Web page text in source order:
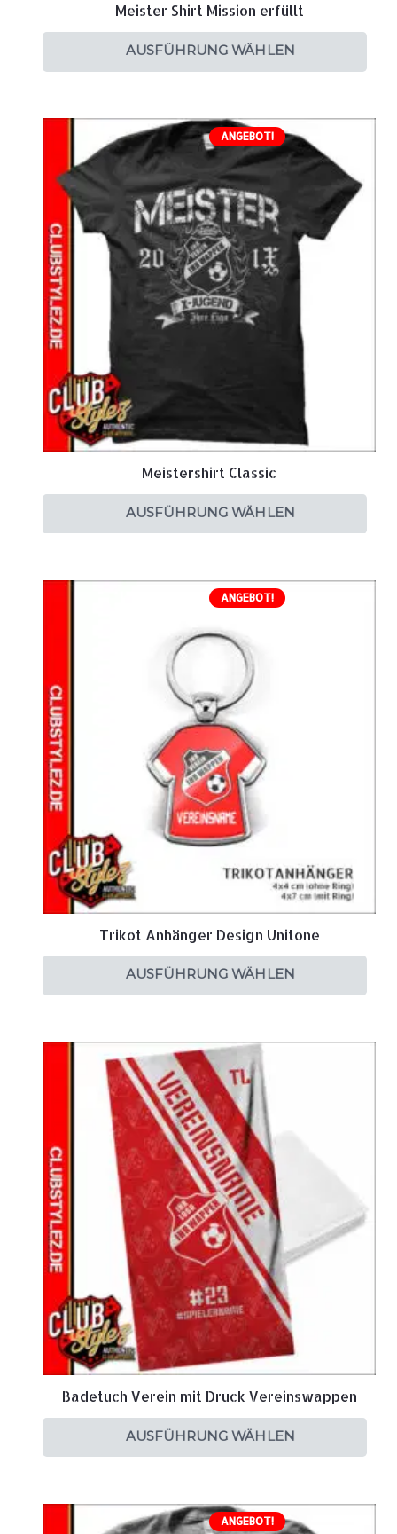
Meister Shirt Mission erfüllt
AUSFÜHRUNG WÄHLEN
ANGEBOT!
Meistershirt Classic
AUSFÜHRUNG WÄHLEN
ANGEBOT!
Trikot Anhänger Design Unitone
AUSFÜHRUNG WÄHLEN
Badetuch Verein mit Druck Vereinswappen
AUSFÜHRUNG WÄHLEN
ANGEBOT!